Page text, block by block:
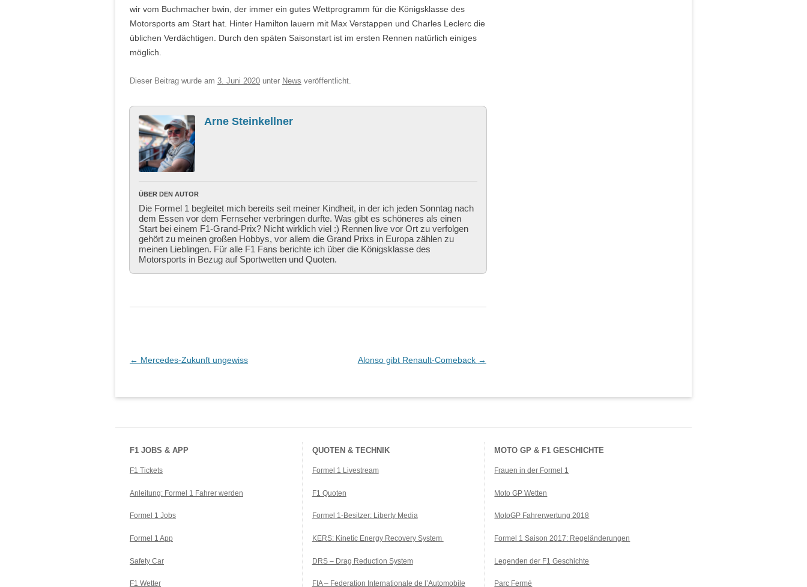
wir vom Buchmacher bwin, der immer ein gutes Wettprogramm für die Königsklasse des
Motorsports am Start hat. Hinter Hamilton lauern mit Max Verstappen und Charles Leclerc die
üblichen Verdächtigen. Durch den späten Saisonstart ist im ersten Rennen natürlich einiges
möglich.
Dieser Beitrag wurde am 3. Juni 2020 unter News veröffentlicht.
Arne Steinkellner
ÜBER DEN AUTOR
Die Formel 1 begleitet mich bereits seit meiner Kindheit, in der ich jeden Sonntag nach
dem Essen vor dem Fernseher verbringen durfte. Was gibt es schöneres als einen
Start bei einem F1-Grand-Prix? Nicht wirklich viel :) Rennen live vor Ort zu verfolgen
gehört zu meinen großen Hobbys, vor allem die Grand Prixs in Europa zählen zu
meinen Lieblingen. Für alle F1 Fans berichte ich über die Königsklasse des
Motorsports in Bezug auf Sportwetten und Quoten.
Beitragsnavigation
← Mercedes-Zukunft ungewiss Alonso gibt Renault-Comeback →
F1 JOBS & APP
F1 Tickets
Anleitung: Formel 1 Fahrer werden
Formel 1 Jobs
Formel 1 App
Safety Car
F1 Wetter
QUOTEN & TECHNIK
Formel 1 Livestream
F1 Quoten
Formel 1-Besitzer: Liberty Media
KERS: Kinetic Energy Recovery System
DRS – Drag Reduction System
FIA – Federation Internationale de l’Automobile
MOTO GP & F1 GESCHICHTE
Frauen in der Formel 1
Moto GP Wetten
MotoGP Fahrerwertung 2018
Formel 1 Saison 2017: Regeländerungen
Legenden der F1 Geschichte
Parc Fermé